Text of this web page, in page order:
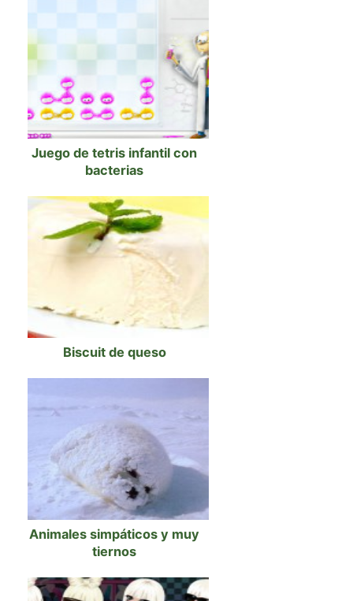
Juego de tetris infantil con
bacterias
Biscuit de queso
Animales simpáticos y muy
tiernos